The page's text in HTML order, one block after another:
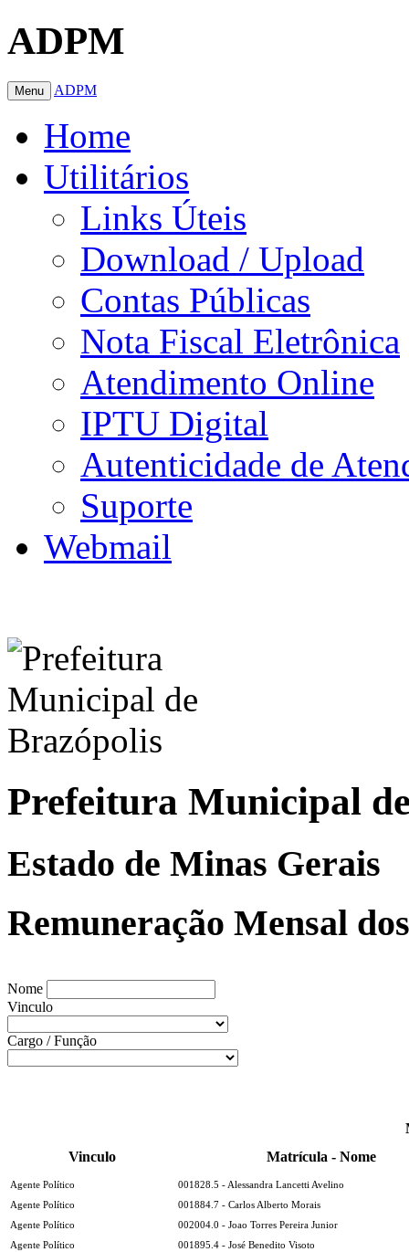
ADPM
Menu ADPM
Home
Utilitários
Links Úteis
Download / Upload
Contas Públicas
Nota Fiscal Eletrônica
Atendimento Online
IPTU Digital
Autenticidade de
Suporte
Webmail
Prefeitura Municipal
Estado de Minas Gerais
Remuneração Mensal
Nome
Vinculo
Cargo / Função
Vinculo
Matrícula - Nome
Agente Político
001828.5 - Alessandra Lancetti Avelino
Agente Político
001884.7 - Carlos Alberto Morais
Agente Político
002004.0 - Joao Torres Pereira Junior
Agente Político
001895.4 - José Benedito Visoto